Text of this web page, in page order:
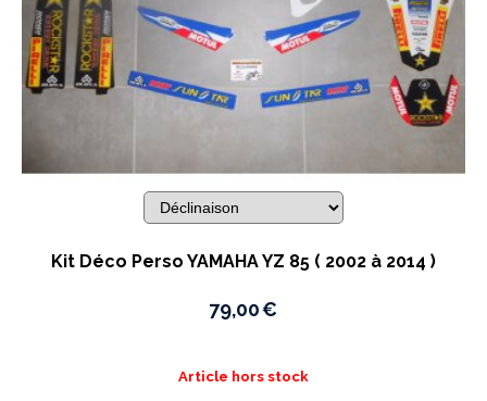
Kit Déco Perso YAMAHA YZ 85 ( 2002 à 2014 )
79,00€
Article hors stock